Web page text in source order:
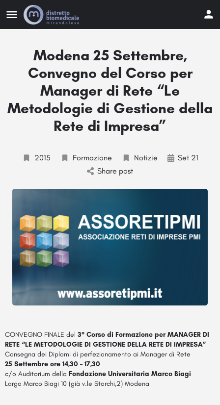
Modena 25 Settembre,
Convegno del Corso per
Manager di Rete “Le
Metodologie di Gestione della
Rete di Impresa”
2015 Formazione Notizie
Set 21
Share post
CONVEGNO FINALE del 3° Corso di Formazione per MANAGER DI
RETE “LE METODOLOGIE DI GESTIONE DELLA RETE DI IMPRESA”
Consegna dei Diplomi di perfezionamento ai Manager di Rete
25 Settembre ore 14,30 – 17,30
c/o Auditorium della Fondazione Universitaria Marco Biagi
Largo Marco Biagi 10 (già v.le Storchi,2) Modena